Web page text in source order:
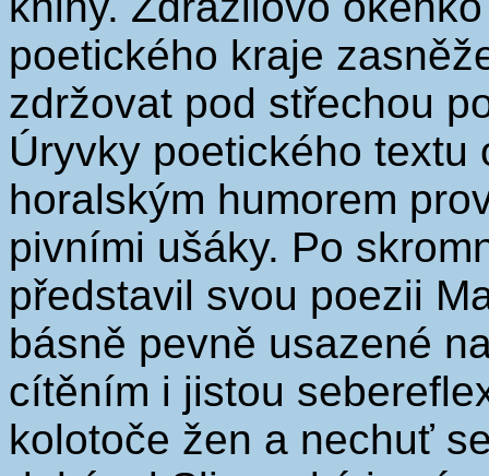
poetického kraje
zdržovat pod střechou
Úryvky poetického textu
horalským humorem
pivními ušáky. Po
představil svou poezii
básně pevně usazené
cítěním i jistou
kolotoče žen a nechuť